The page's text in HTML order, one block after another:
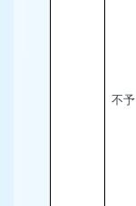
不予